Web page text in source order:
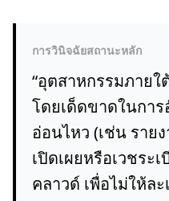
การวินิจฉัยสถานะหลัก
“อุตสาหกรรมภาย
โดยเด็ดขาดในกา
อ่อนไหว (เช่น ราย
เปิดเผยหรือเวชระ
คลาวด์ เพื่อไม่ให้ล